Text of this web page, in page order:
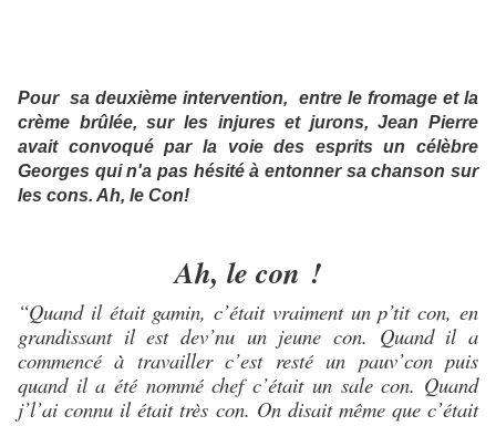
Pour sa deuxième intervention, entre le fromage et la
crème brûlée, sur les injures et jurons, Jean Pierre
avait convoqué par la voie des esprits un célèbre
Georges qui n'a pas hésité à entonner sa chanson sur
les cons. Ah, le Con!
Ah, le con !
“Quand il était gamin, c’était vraiment un p’tit con, en
grandissant il est dev’nu un jeune con. Quand il a
commencé à travailler c’est resté un pauv’con puis
quand il a été nommé chef c’était un sale con. Quand
j’l’ai connu il était très con. On disait même que c’était